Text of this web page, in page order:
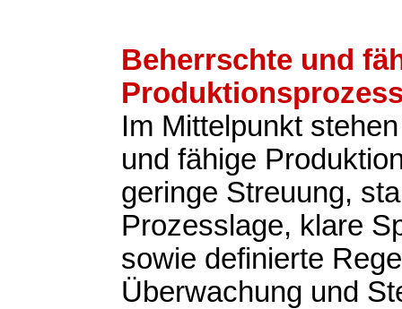
Beherrschte und
Im Mittelpunkt
und fähige
geringe Streuung,
Prozesslage, klare
sowie definierte
Überwachung und